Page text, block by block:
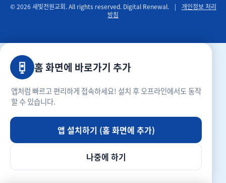
© 2026 새빛전원교회. All rights reserved. Digital Renewal. |
개인정보 처리
방침
홈 화면에 바로가기 추가
앱처럼 빠르고 편리하게 접속하세요! 설치 후 오프라인에서도 동작
할 수 있습니다.
앱 설치하기 (홈 화면에 추가)
나중에 하기